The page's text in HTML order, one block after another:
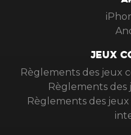
JEUX
Règlements des jeux
Règlements des
Règlements des